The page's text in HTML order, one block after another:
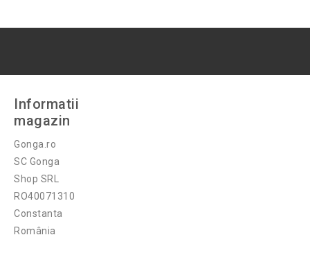
Informatii
magazin
Gonga.ro
SC Gonga
Shop SRL
RO40071310
Constanta
România